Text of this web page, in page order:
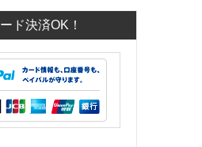
ド決済OK！